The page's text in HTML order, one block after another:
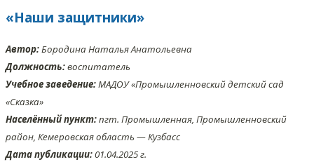
«Наши защитники»
Автор:Бородина Наталья Анатольевна
Должность:воспитатель
Учебное заведение:МАДОУ «Промышленновский детский сад
«Сказка»
Населённый пункт:пгт. Промышленная, Промышленновский
район, Кемеровская область — Кузбасс
Дата публикации:01.04.2025 г.